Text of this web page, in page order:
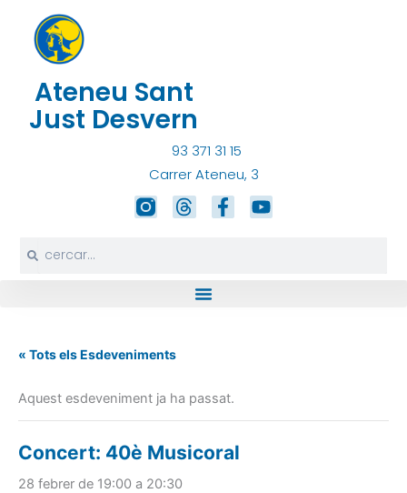
contingut
Ateneu Sant
Just Desvern
93 371 31 15
Carrer Ateneu, 3
T
h
F
a
Y
o
« Tots els Esdeveniments
Aquest esdeveniment ja ha passat.
Concert: 40è Musicoral
28 febrer de 19:00 a 20:30